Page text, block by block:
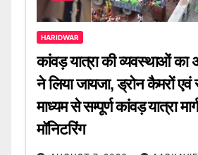
HARIDWAR
कांवड़ यात्रा की व्यवस्थाओं का
ने लिया जायजा, ड्रोन कैमरों एवं
माध्यम से सम्पूर्ण कांवड़ यात्रा
मॉनिटरिंग